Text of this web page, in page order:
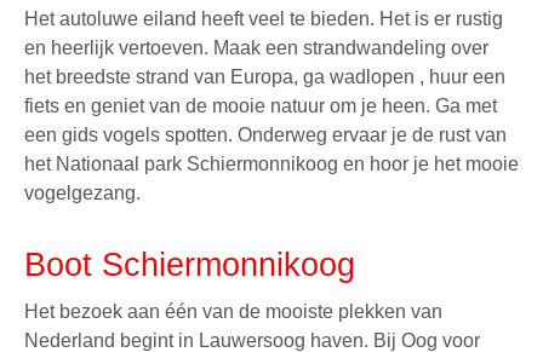
Het autoluwe eiland heeft veel te bieden. Het is er rustig
en heerlijk vertoeven. Maak een strandwandeling over
het breedste strand van Europa, ga wadlopen , huur een
fiets en geniet van de mooie natuur om je heen. Ga met
een gids vogels spotten. Onderweg ervaar je de rust van
het Nationaal park Schiermonnikoog en hoor je het mooie
vogelgezang.
Boot Schiermonnikoog
Het bezoek aan één van de mooiste plekken van
Nederland begint in Lauwersoog haven. Bij Oog voor